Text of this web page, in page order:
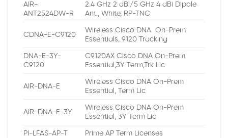
AIR-
ANT2524DW-R
2.4 GHz 2 dBi/5 GHz 4 dBi Dipole
Ant., White, RP-TNC
CDNA-E-C9120
Wireless Cisco DNA On-Prem
Essentials, 9120 Tracking
DNA-E-3Y-
C9120
C9120AX Cisco DNA On-Prem
Essential,3Y Term,Trk Lic
AIR-DNA-E
Wireless Cisco DNA On-Prem
Essential, Term Lic
AIR-DNA-E-3Y
Wireless Cisco DNA On-Prem
Essential, 3Y Term Lic
PI-LFAS-AP-T Prime AP Term Licenses